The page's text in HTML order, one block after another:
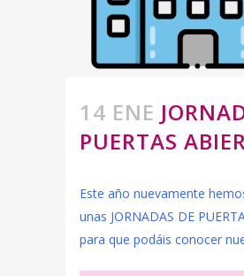
14 ENE
PUERTAS
Este año nuevamente
unas JORNADAS DE
para que podáis conocer